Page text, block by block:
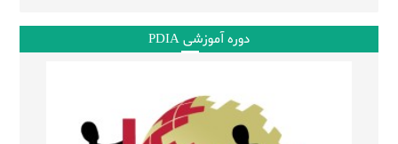
دوره آموزشی PDIA